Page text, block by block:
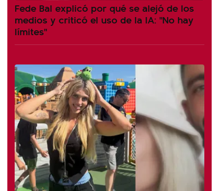
Fede Bal explicó por qué se alejó de los
medios y criticó el uso de la IA: "No hay
límites"